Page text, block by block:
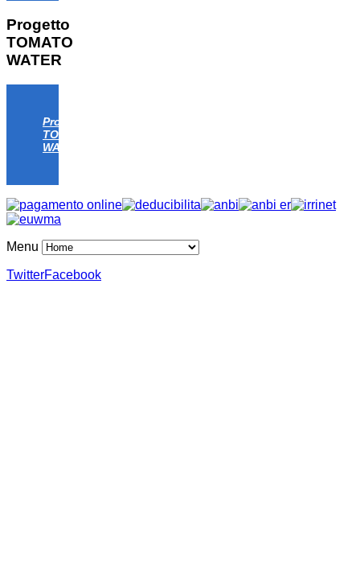
Progetto
TOMATO
WATER
Progetto
TOMATO
WATER
Menu
TwitterFacebook